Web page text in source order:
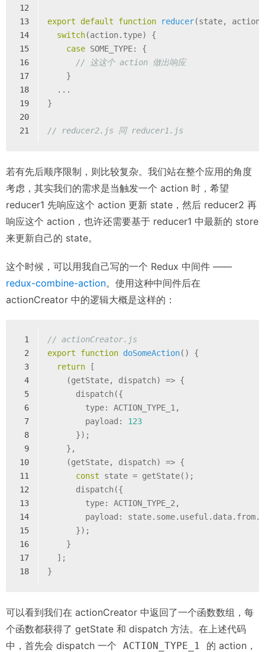
12
13
14
15
16
17
18
19
20
21
export default function reducer(state, action
switch(action.type) {
case SOME_TYPE: {
// 这这个 action 做出响应
    }
  ...
}
// reducer2.js 同 reducer1.js
若有先后顺序限制，则比较复杂。我们站在整个应用的角度
考虑，其实我们的需求是当触发一个 action 时，希望
reducer1 先响应这个 action 更新 state，然后 reducer2 再
响应这个 action，也许还需要基于 reducer1 中最新的 store
来更新自己的 state。
这个时候，可以用我自己写的一个 Redux 中间件 ——
redux-combine-action。使用这种中间件后在
actionCreator 中的逻辑大概是这样的：
1
2
3
4
5
6
7
8
9
10
11
12
13
14
15
16
17
18
// actionCreator.js
export
function doSomeAction( ) {
return [
    (getState, dispatch) => {
      dispatch({
        type: ACTION_TYPE_1,
        payload:
123
      });
    },
    (getState, dispatch) => {
const state = getState();
      dispatch({
        type: ACTION_TYPE_2,
payload:
      });
    }
  ];
}
可以看到我们在 actionCreator 中返回了一个函数数组，每
个函数都获得了 getState 和 dispatch 方法。在上述代码
中，首先会 dispatch 一个
ACTION_TYPE_1
的 action，